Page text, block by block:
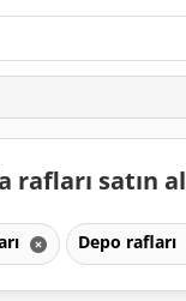
rafları satın al
Depo rafları